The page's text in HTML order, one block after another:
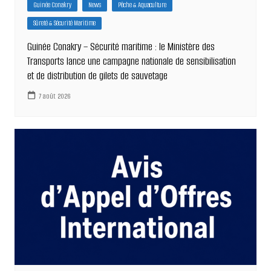
Guinée Conakry News
Pêche & Aquaculture
Sûreté & Sécurité Maritime
Guinée Conakry – Sécurité maritime : le Ministère des
Transports lance une campagne nationale de sensibilisation
et de distribution de gilets de sauvetage
7 août 2026